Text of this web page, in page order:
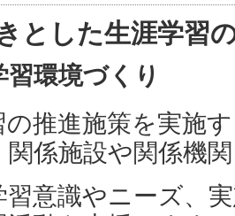
とした生涯学習
習環境づくり
の推進施策を実施
関係施設や関係機
習意識やニーズ、